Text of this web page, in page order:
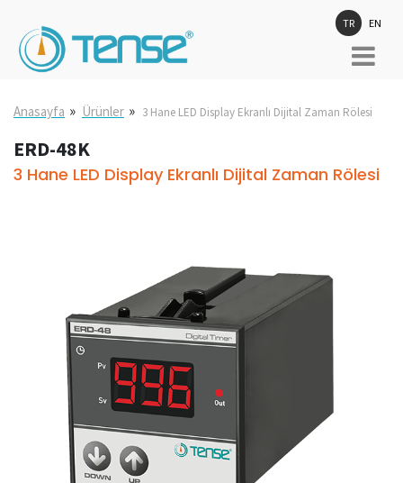
TR EN
Anasayfa » Ürünler » 3 Hane LED Display Ekranlı Dijital Zaman Rölesi
ERD-48K
3 Hane LED Display Ekranlı Dijital Zaman Rölesi